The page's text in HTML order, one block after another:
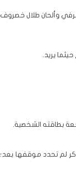
وألحان طلال
يريد.
بطاقته الشخصية.
لم تحدد موقفها